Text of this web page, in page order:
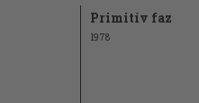
Primitív
1978